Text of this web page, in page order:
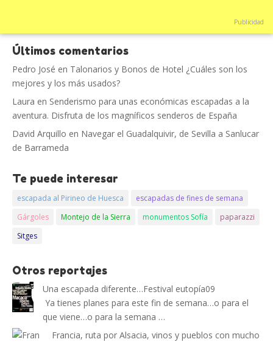
Publicidad
Últimos comentarios
Pedro José en Talonarios y Bonos de Hotel ¿Cuáles son los
mejores y los más usados?
Laura en Senderismo para unas económicas escapadas a la
aventura. Disfruta de los magníficos senderos de España
David Arquillo en Navegar el Guadalquivir, de Sevilla a Sanlucar
de Barrameda
Te puede interesar
escapada al Pirineo de Huesca
escapadas de fines de semana
Gárgoles
Montejo de la Sierra monumentos Sofía
paparazzi
Sitges
Otros reportajes
Una escapada diferente…Festival eutopía09
Ya tienes planes para este fin de semana…o para el
que viene…o para la semana …
Francia, ruta por Alsacia, vinos y pueblos con mucho